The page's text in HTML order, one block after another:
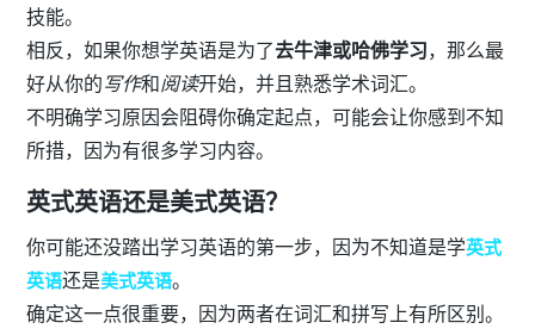
技能。
相反，如果你想学英语是为了去牛津或哈佛学习，那么最
好从你的写作和阅读开始，并且熟悉学术词汇。
不明确学习原因会阻碍你确定起点，可能会让你感到不知
所措，因为有很多学习内容。
英式英语还是美式英语？
你可能还没踏出学习英语的第一步，因为不知道是学英式
英语还是美式英语。
确定这一点很重要，因为两者在词汇和拼写上有所区别。